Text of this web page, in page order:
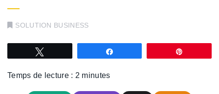
SOLUTION BUSINESS
Temps de lecture : 2 minutes